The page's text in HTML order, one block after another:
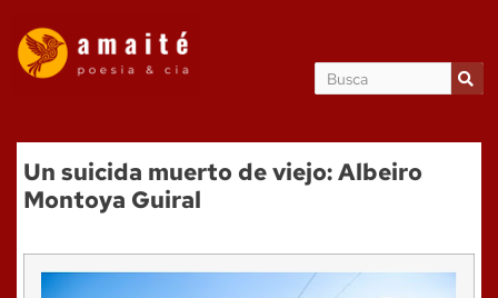
Un suicida muerto de viejo: Albeiro
Montoya Guiral